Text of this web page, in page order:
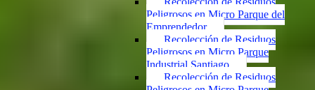
Peligrosos en Micro Parque del
Emprendedor
Recolección de Residuos
Peligrosos en Micro Parque
Industrial Santiago
Recolección de Residuos